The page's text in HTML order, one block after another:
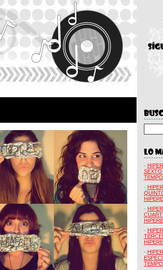
·
SEXTO
·
·
·
·